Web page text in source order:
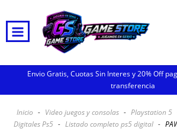
Envio Gratis, Cuotas Sin Interes y 20% Off
transferencia
Inicio - Video juegos y consolas - Playstation 5
Digitales Ps5 - Listado completo ps5 digital -